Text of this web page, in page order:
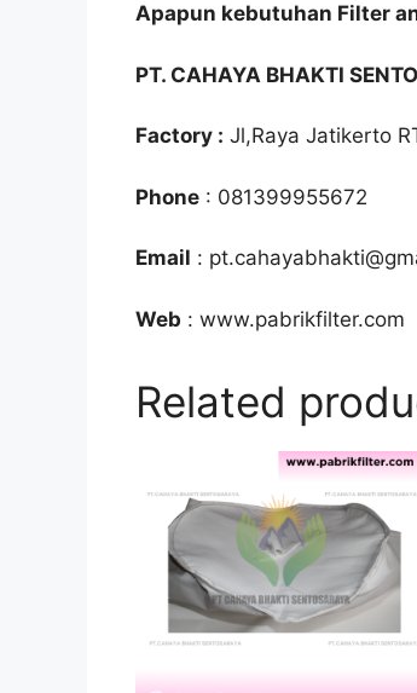
Apapun kebutuhan Filter
PT. CAHAYA BHAKTI
Factory : Jl,Raya Jatikerto
Phone : 081399955672
Email :
Web : www.pabrikfilter.com
Related